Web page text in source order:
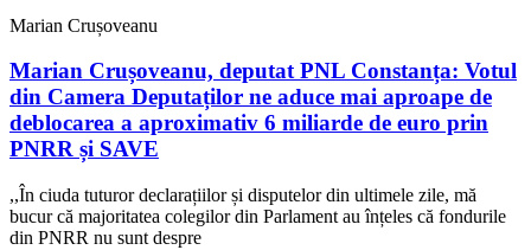
Marian Crușoveanu
Marian Crușoveanu, deputat PNL Constanța: Votul
din Camera Deputaților ne aduce mai aproape de
deblocarea a aproximativ 6 miliarde de euro prin
PNRR și SAVE
,,În ciuda tuturor declarațiilor și disputelor din ultimele zile, mă
bucur că majoritatea colegilor din Parlament au înțeles că fondurile
din PNRR nu sunt despre